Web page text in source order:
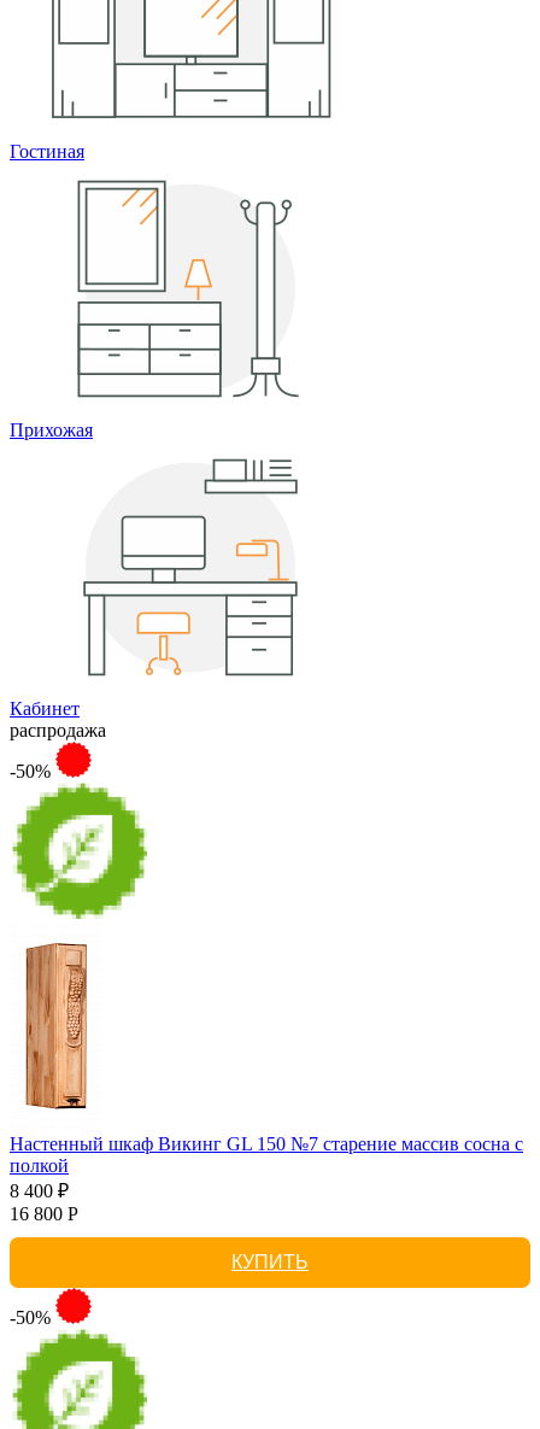
Гостиная
Прихожая
Кабинет
распродажа
-50%
Настенный шкаф Викинг GL 150 №7 старение массив сосна с
полкой
8 400 ₽
16 800 Р
КУПИТЬ
-50%